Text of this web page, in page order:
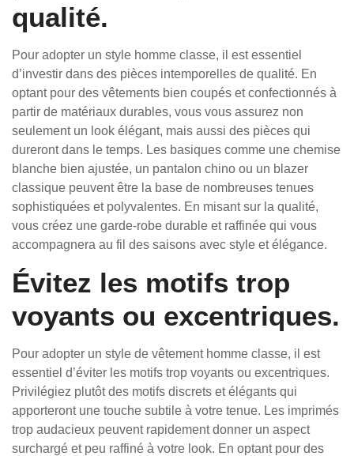
qualité.
Pour adopter un style homme classe, il est essentiel
d’investir dans des pièces intemporelles de qualité. En
optant pour des vêtements bien coupés et confectionnés à
partir de matériaux durables, vous vous assurez non
seulement un look élégant, mais aussi des pièces qui
dureront dans le temps. Les basiques comme une chemise
blanche bien ajustée, un pantalon chino ou un blazer
classique peuvent être la base de nombreuses tenues
sophistiquées et polyvalentes. En misant sur la qualité,
vous créez une garde-robe durable et raffinée qui vous
accompagnera au fil des saisons avec style et élégance.
Évitez les motifs trop
voyants ou excentriques.
Pour adopter un style de vêtement homme classe, il est
essentiel d’éviter les motifs trop voyants ou excentriques.
Privilégiez plutôt des motifs discrets et élégants qui
apporteront une touche subtile à votre tenue. Les imprimés
trop audacieux peuvent rapidement donner un aspect
surchargé et peu raffiné à votre look. En optant pour des